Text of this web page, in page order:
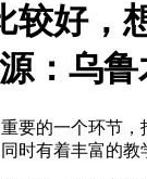
较好，
：乌
要的一个环节
时有着丰富的